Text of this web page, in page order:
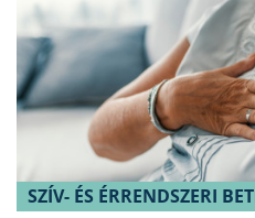
SZÍV- ÉS ÉRRENDSZERI